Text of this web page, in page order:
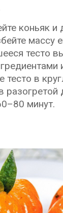
коньяк и
массу
тесто
тесто в
разогретой
минут.